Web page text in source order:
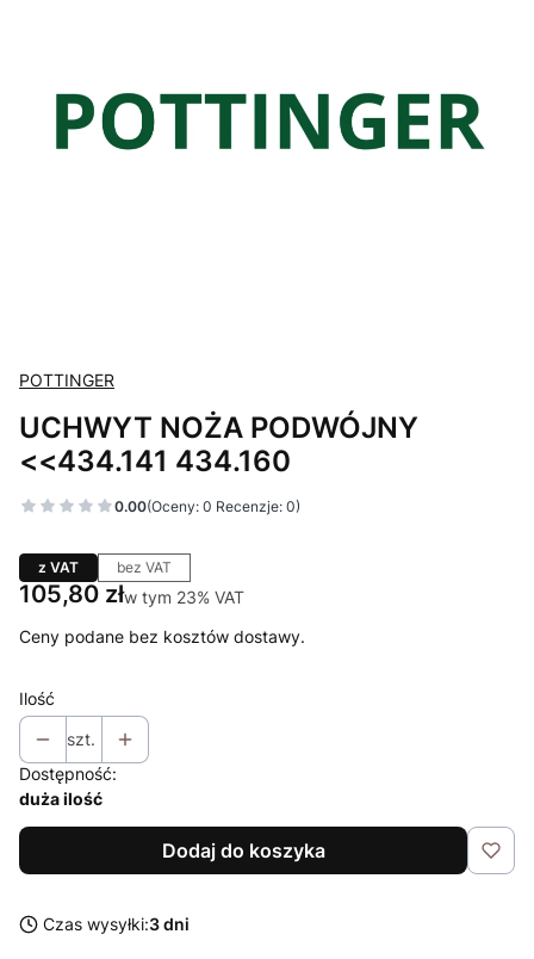
POTTINGER
UCHWYT NOŻA PODWÓJNY
<<434.141 434.160
0.00(Oceny: 0 Recenzje: 0)
z VAT bez VAT
Cena
105,80 złw tym 23% VAT
w tym 23% VAT
Ceny podane bez kosztów dostawy.
Ilość
szt.
Dostępność:
duża ilość
Dodaj do koszyka
Czas wysyłki:3 dni